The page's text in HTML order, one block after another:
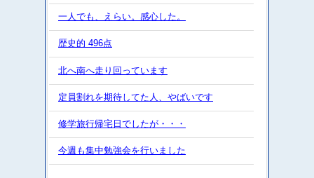
一人でも、えらい。感心した。
歴史的 496点
北へ南へ走り回っています
定員割れを期待してた人、やばいです
修学旅行帰宅日でしたが・・・
今週も集中勉強会を行いました